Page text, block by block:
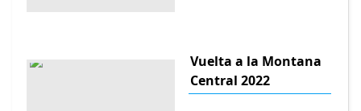
Vuelta a la Montana
Central 2022